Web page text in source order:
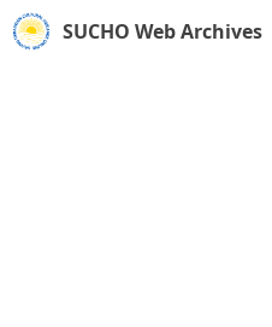
SUCHO Web Archives